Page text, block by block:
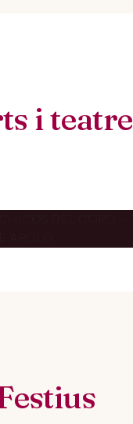
i teatre